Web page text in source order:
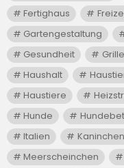
Fertighaus
Gartengestaltung
Gesundheit
Haushalt
Haustiere
Hunde
Italien
Kaninchen
Meerscheinchen